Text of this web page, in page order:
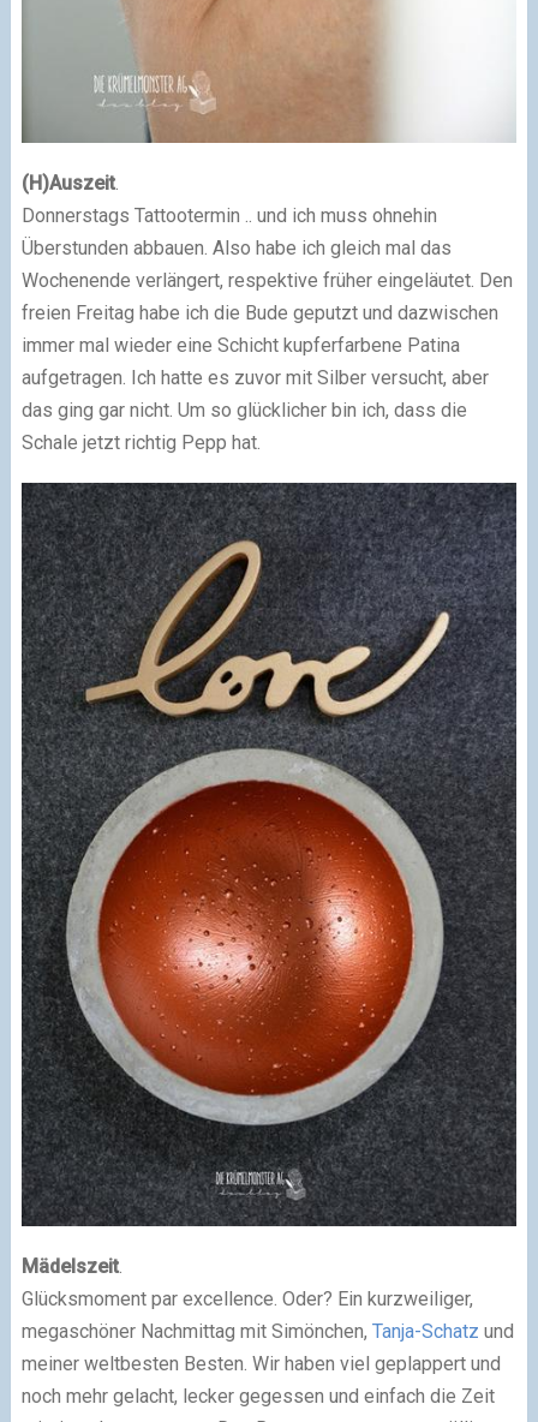
(H)Auszeit.
Donnerstags Tattootermin .. und ich muss ohnehin
Überstunden abbauen. Also habe ich gleich mal das
Wochenende verlängert, respektive früher eingeläutet. Den
freien Freitag habe ich die Bude geputzt und dazwischen
immer mal wieder eine Schicht kupferfarbene Patina
aufgetragen. Ich hatte es zuvor mit Silber versucht, aber
das ging gar nicht. Um so glücklicher bin ich, dass die
Schale jetzt richtig Pepp hat.
Mädelszeit.
Glücksmoment par excellence. Oder? Ein kurzweiliger,
megaschöner Nachmittag mit Simönchen, Tanja-Schatz und
meiner weltbesten Besten. Wir haben viel geplappert und
noch mehr gelacht, lecker gegessen und einfach die Zeit